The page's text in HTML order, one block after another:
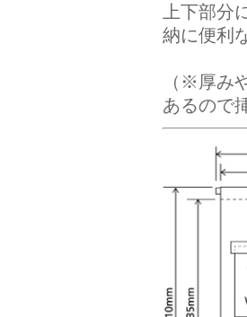
上下部分
納に便利
（※厚み
あるので